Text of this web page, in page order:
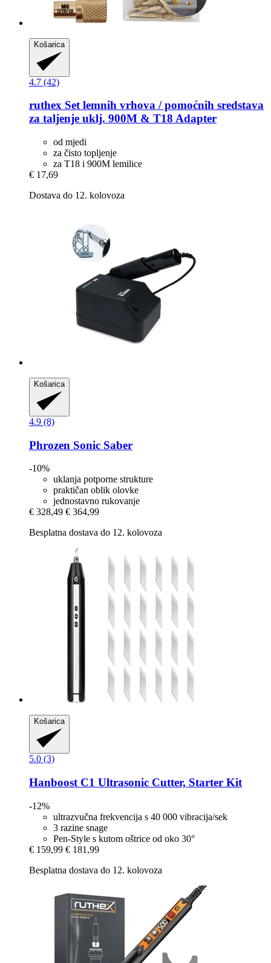
Košarica
4.7 (42)
ruthex Set lemnih vrhova / pomoćnih sredstava
za taljenje uklj. 900M & T18 Adapter
od mjedi
za čisto topljenje
za T18 i 900M lemilice
€ 17,69
Dostava do 12. kolovoza
Košarica
4.9 (8)
Phrozen Sonic Saber
-10%
uklanja potporne strukture
praktičan oblik olovke
jednostavno rukovanje
€ 328,49 € 364,99
Besplatna dostava do 12. kolovoza
Košarica
5.0 (3)
Hanboost C1 Ultrasonic Cutter, Starter Kit
-12%
ultrazvučna frekvencija s 40 000 vibracija/sek
3 razine snage
Pen-Style s kutom oštrice od oko 30°
€ 159,99 € 181,99
Besplatna dostava do 12. kolovoza